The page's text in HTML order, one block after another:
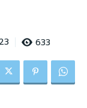
633